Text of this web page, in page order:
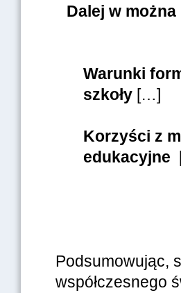
Dalej w
Warunki
szkoły […]
Korzyści z
edukacyjne
Podsumowując,
współczesnego